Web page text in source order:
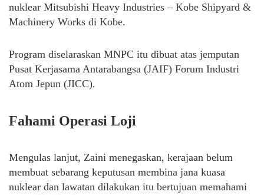
nuklear Mitsubishi Heavy Industries – Kobe Shipyard &
Machinery Works di Kobe.
Program diselaraskan MNPC itu dibuat atas jemputan
Pusat Kerjasama Antarabangsa (JAIF) Forum Industri
Atom Jepun (JICC).
Fahami Operasi Loji
Mengulas lanjut, Zaini menegaskan, kerajaan belum
membuat sebarang keputusan membina jana kuasa
nuklear dan lawatan dilakukan itu bertujuan memahami